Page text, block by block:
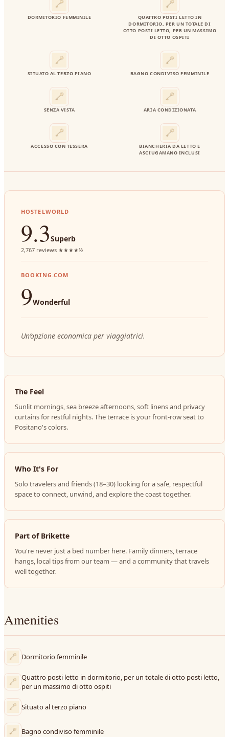
DORMITORIO FEMMINILE
QUATTRO POSTI LETTO IN
DORMITORIO, PER UN TOTALE DI
OTTO POSTI LETTO, PER UN MASSIMO
DI OTTO OSPITI
SITUATO AL TERZO PIANO BAGNO CONDIVISO FEMMINILE
SENZA VISTA ARIA CONDIZIONATA
ACCESSO CON TESSERA
BIANCHERIA DA LETTO E
ASCIUGAMANO INCLUSI
HOSTELWORLD
9.3Superb
2,767 reviews ★★★★½
BOOKING.COM
9Wonderful
Un’opzione economica per viaggiatrici.
The Feel
Sunlit mornings, sea breeze afternoons, soft linens and privacy
curtains for restful nights. The terrace is your front-row seat to
Positano's colors.
Who It's For
Solo travelers and friends (18–30) looking for a safe, respectful
space to connect, unwind, and explore the coast together.
Part of Brikette
You're never just a bed number here. Family dinners, terrace
hangs, local tips from our team — and a community that travels
well together.
Amenities
Dormitorio femminile
Quattro posti letto in dormitorio, per un totale di otto posti letto,
per un massimo di otto ospiti
Situato al terzo piano
Bagno condiviso femminile